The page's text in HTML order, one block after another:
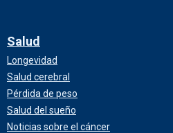
Salud
Longevidad
Salud cerebral
Pérdida de peso
Salud del sueño
Noticias sobre el cáncer